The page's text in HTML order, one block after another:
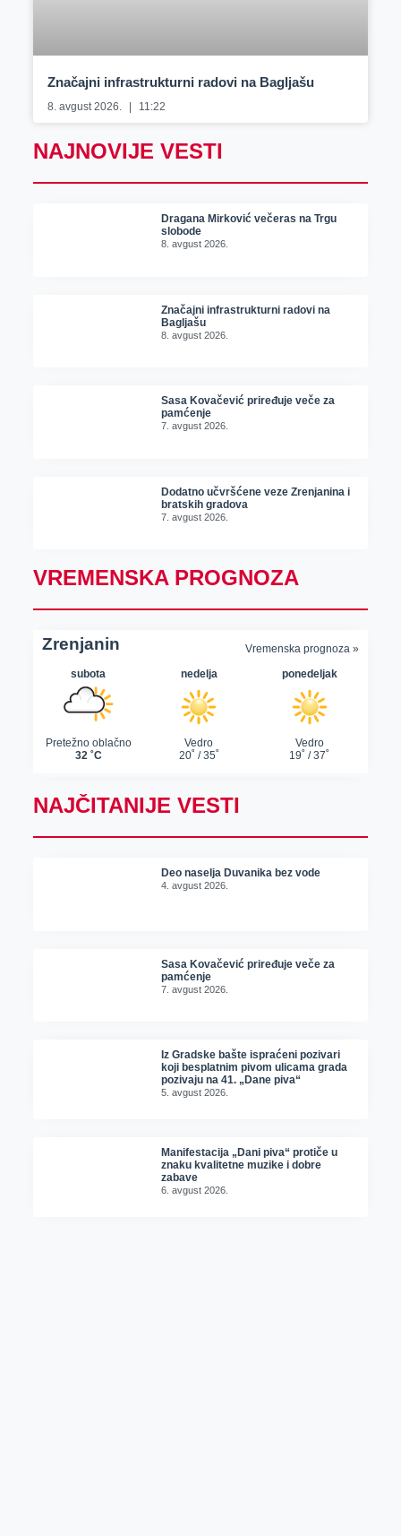
Značajni infrastrukturni radovi na Bagljašu
8. avgust 2026. 11:22
NAJNOVIJE VESTI
Dragana Mirković večeras na Trgu
slobode
8. avgust 2026.
Značajni infrastrukturni radovi na
Bagljašu
8. avgust 2026.
Sasa Kovačević priređuje veče za
pamćenje
7. avgust 2026.
Dodatno učvršćene veze Zrenjanina i
bratskih gradova
7. avgust 2026.
VREMENSKA PROGNOZA
NAJČITANIJE VESTI
Deo naselja Duvanika bez vode
4. avgust 2026.
Sasa Kovačević priređuje veče za
pamćenje
7. avgust 2026.
Iz Gradske bašte ispraćeni pozivari
koji besplatnim pivom ulicama grada
pozivaju na 41. „Dane piva“
5. avgust 2026.
Manifestacija „Dani piva“ protiče u
znaku kvalitetne muzike i dobre
zabave
6. avgust 2026.